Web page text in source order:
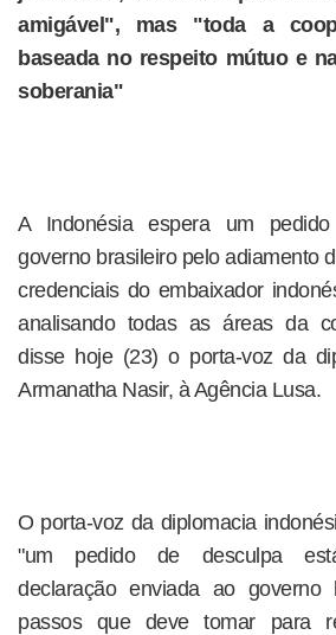
amigável", mas "toda a
baseada no respeito mútuo e
soberania"
A Indonésia espera um
governo brasileiro pelo adiamento
credenciais do embaixador
analisando todas as áreas da
disse hoje (23) o porta-voz da
Armanatha Nasir, à Agência Lusa.
O porta-voz da diplomacia
"um pedido de desculpa
declaração enviada ao governo
passos que deve tomar para